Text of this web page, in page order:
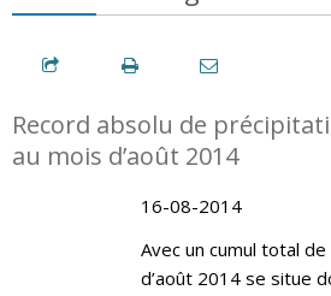
Record absolu de
au mois d’août 2014
16-08-2014
Avec un cumul total
d’août 2014 se situe